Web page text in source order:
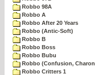
Robbo 98A
Robbo A
Robbo After 20 Years
Robbo (Antic-Soft)
Robbo B
Robbo Boss
Robbo Bubu
Robbo (Confusion,
Robbo Critters 1